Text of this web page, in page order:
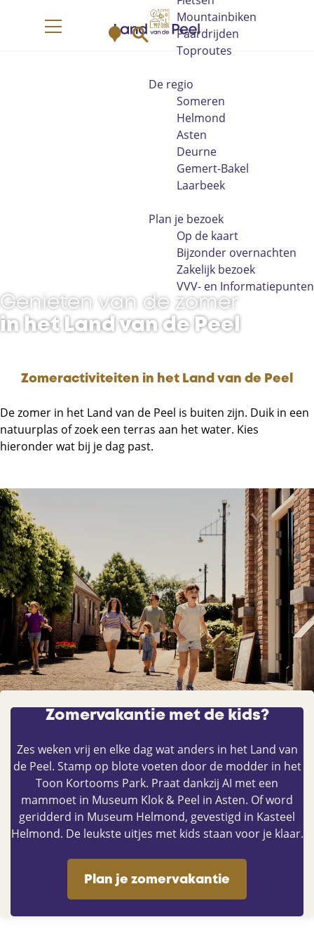
G
a
a
p
K Z
o
k
Mountainbiken
Paardrijden
Toproutes
De regio
Someren
Helmond
Asten
Deurne
Gemert-Bakel
Laarbeek
Plan je bezoek
Op de kaart
Bijzonder overnachten
Zakelijk bezoek
VVV- en Informatiepunten
Genieten van de zomer
in het Land van de Peel
Zomeractiviteiten in het Land van de Peel
De zomer in het Land van de Peel is buiten zijn. Duik in een
natuurplas of zoek een terras aan het water. Kies
hieronder wat bij je dag past.
Zomervakantie met de kids?
Zes weken vrij en elke dag wat anders in het Land van
de Peel. Stamp op blote voeten door de modder in het
Toon Kortooms Park. Praat dankzij AI met een
mammoet in Museum Klok & Peel in Asten. Of word
geridderd in Museum Helmond, gevestigd in Kasteel
Helmond. De leukste uitjes met kids staan voor je klaar.
Plan je zomervakantie